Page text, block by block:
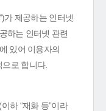
가 제공하는 인터넷
하는 인터넷 관련
있어 이용자의
로 합니다.
하 “재화 등”이라